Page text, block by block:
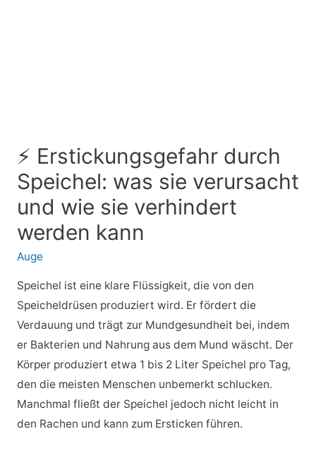
⚡ Erstickungsgefahr durch
Speichel: was sie verursacht
und wie sie verhindert
werden kann
Auge
Speichel ist eine klare Flüssigkeit, die von den
Speicheldrüsen produziert wird. Er fördert die
Verdauung und trägt zur Mundgesundheit bei, indem
er Bakterien und Nahrung aus dem Mund wäscht. Der
Körper produziert etwa 1 bis 2 Liter Speichel pro Tag,
den die meisten Menschen unbemerkt schlucken.
Manchmal fließt der Speichel jedoch nicht leicht in
den Rachen und kann zum Ersticken führen.